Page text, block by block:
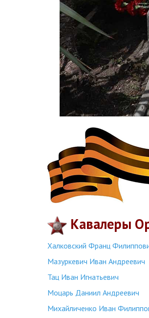
Кавалеры
Халковский Франц
Мазуркевич Иван Андреевич
Тац Иван Игнатьевич
Моцарь Даниил Андреевич
Михайличенко Иван